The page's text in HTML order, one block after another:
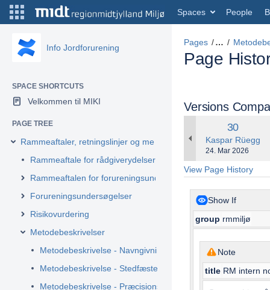
Spaces People
Info Jordforurening
SPACE SHORTCUTS
Velkommen til MIKI
PAGE TREE
Rammeaftaler, retningslinjer og metodebeskrivelser
Rammeaftale for rådgiverydelser for afværger med
Rammeaftalen for forureningsundersøgelser
Forureningsundersøgelser
Risikovurdering
Metodebeskrivelser
Metodebeskrivelse - Navngivning af boringer og
Metodebeskrivelse - Stedfæstelse af prøvepunkter og
Metodebeskrivelse - Præcisionskrav ved stedfæstelse af
Pages …
Page
Versions
Old
Version
30
Kaspar Rüegg
Saved
24. Mar 2026
View Page History
Show If
group rmmiljø
Note
title RM intern